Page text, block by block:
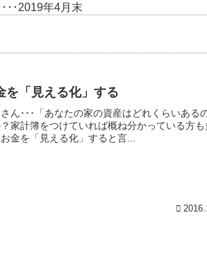
･･2019年4月末
を「見える化」する
ん･･･「あなたの家の資産はどれくらいある
家計簿をつけていれば概ね分かっている方
金を「見える化」すると言...